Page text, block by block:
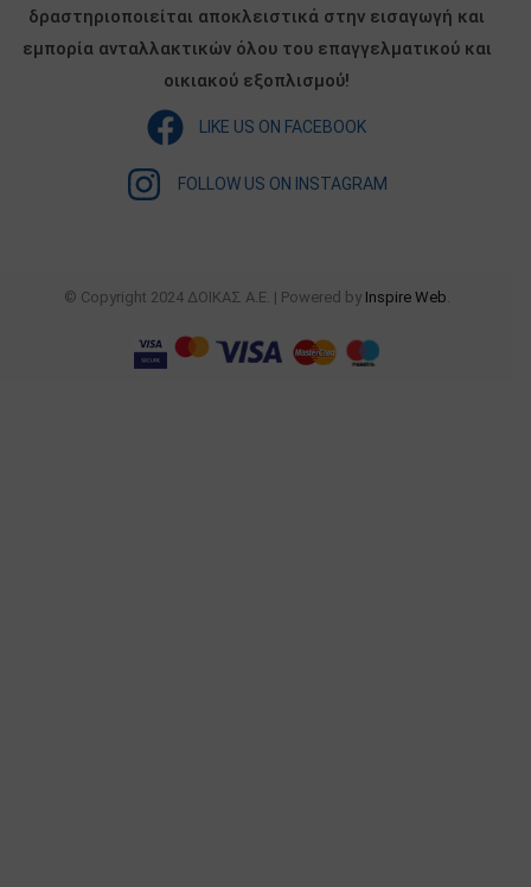
δραστηριοποιείται αποκλειστικά στην εισαγωγή και
εμπορία ανταλλακτικών όλου του επαγγελματικού και
οικιακού εξοπλισμού!
LIKE US ON FACEBOOK
FOLLOW US ON INSTAGRAM
© Copyright 2024 ΔΟΙΚΑΣ Α.Ε. | Powered by Inspire Web